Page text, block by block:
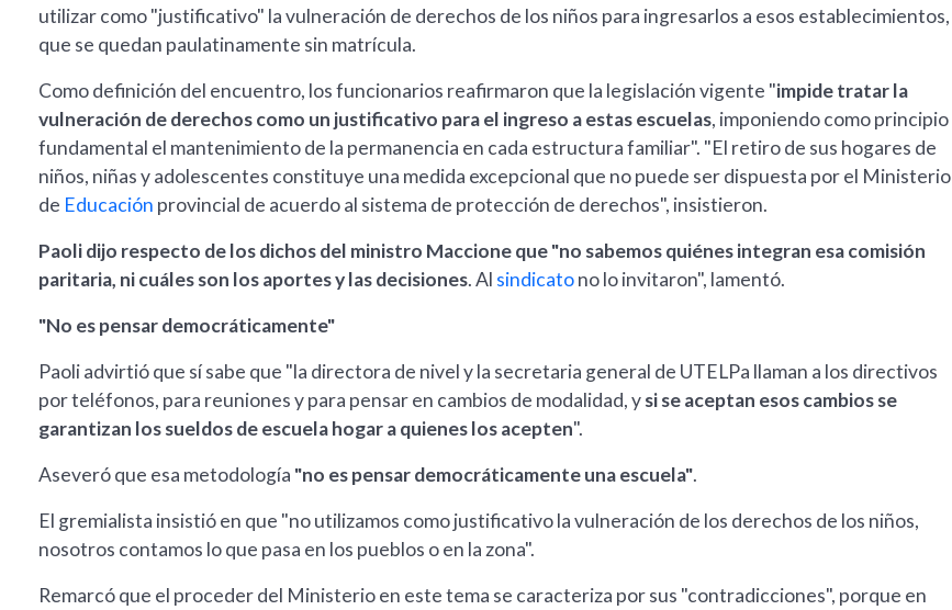
utilizar como "justificativo" la vulneración de derechos de los niños para ingresarlos a esos establecimientos,
que se quedan paulatinamente sin matrícula.
Como definición del encuentro, los funcionarios reafirmaron que la legislación vigente "impide tratar la
vulneración de derechos como un justificativo para el ingreso a estas escuelas, imponiendo como principio
fundamental el mantenimiento de la permanencia en cada estructura familiar". "El retiro de sus hogares de
niños, niñas y adolescentes constituye una medida excepcional que no puede ser dispuesta por el Ministerio
de Educación provincial de acuerdo al sistema de protección de derechos", insistieron.
Paoli dijo respecto de los dichos del ministro Maccione que "no sabemos quiénes integran esa comisión
paritaria, ni cuáles son los aportes y las decisiones. Al sindicatono lo invitaron", lamentó.
"No es pensar democráticamente"
Paoli advirtió que sí sabe que "la directora de nivel y la secretaria general de UTELPa llaman a los directivos
por teléfonos, para reuniones y para pensar en cambios de modalidad, ysi se aceptan esos cambios se
garantizan los sueldos de escuela hogar a quienes los acepten".
Aseveró que esa metodología "no es pensar democráticamente una escuela".
El gremialista insistió en que "no utilizamos como justificativo la vulneración de los derechos de los niños,
nosotros contamos lo que pasa en los pueblos o en la zona".
Remarcó que el proceder del Ministerio en este tema se caracteriza por sus "contradicciones", porque en